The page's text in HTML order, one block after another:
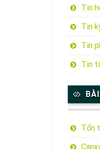
Tin
Tin
Tin
Tin
Tổn